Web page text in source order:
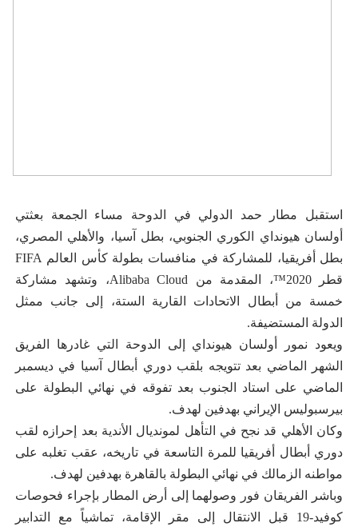
استقبل مطار حمد الدولي في الدوحة مساء الجمعة بعثتي
أولسان هيونداي الكوري الجنوبي، بطل آسيا، والأهلي المصري،
بطل أفريقيا، للمشاركة في منافسات بطولة كأس العالم FIFA
قطر 2020™️، المقدمة من Alibaba Cloud، وتشهد مشاركة
خمسة من أبطال الاتحادات القارية الستة، إلى جانب ممثل
الدولة المستضيفة.
ويعود نمور أولسان هيونداي إلى الدوحة التي غادرها الفريق
الشهر الماضي بعد تتويجه بلقب دوري أبطال آسيا في ديسمبر
الماضي على استاد الجنوب بعد تفوقه في نهائي البطولة على
بيرسبوليس الإيراني بهدفين لهدف.
وكان الأهلي قد نجح في التأهل لمونديال الأندية بعد إحرازه لقب
دوري أبطال أفريقيا للمرة التاسعة في تاريخه، عقب تغلبه على
مواطنه الزمالك في نهائي البطولة بالقاهرة بهدفين لهدف.
وباشر الفريقان فور وصولهما إلى أرض المطار بإجراء فحوصات
كوفيد-19 قبل الانتقال إلى مقر الإقامة، تماشياً مع التدابير